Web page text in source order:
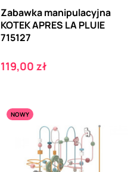
Zabawka manipulacyjna
KOTEK APRES LA PLUIE
715127
Cena
119,00 zł
NOWY